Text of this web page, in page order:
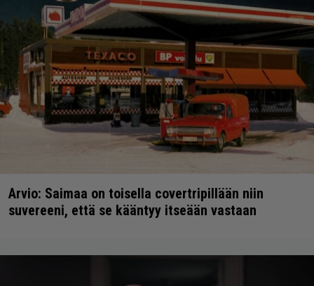
Arvio: Saimaa on toisella covertripillään niin
suvereeni, että se kääntyy itseään vastaan